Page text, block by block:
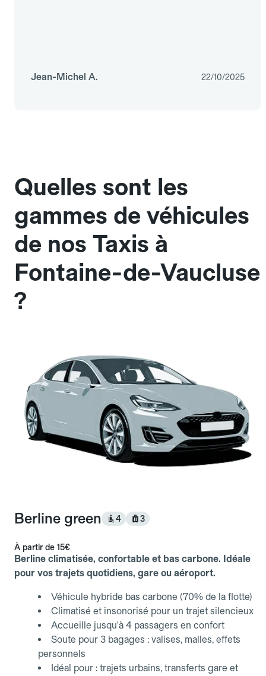
Jean-Michel A. 22/10/2025
Quelles sont les
gammes de véhicules
de nos Taxis à
Fontaine-de-Vaucluse
?
Berline green 4 3
À partir de 15€
Berline climatisée, confortable et bas carbone. Idéale
pour vos trajets quotidiens, gare ou aéroport.
Véhicule hybride bas carbone (70% de la flotte)
Climatisé et insonorisé pour un trajet silencieux
Accueille jusqu'à 4 passagers en confort
Soute pour 3 bagages : valises, malles, effets
personnels
Idéal pour : trajets urbains, transferts gare et